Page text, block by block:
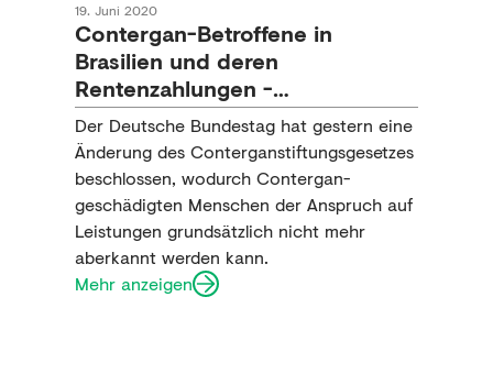
19. Juni 2020
Contergan-Betroffene in
Brasilien und deren
Rentenzahlungen -
Aktualisierung vom 19. Juni
2020
Der Deutsche Bundestag hat gestern eine
Änderung des Conterganstiftungsgesetzes
beschlossen, wodurch Contergan-
geschädigten Menschen der Anspruch auf
Leistungen grundsätzlich nicht mehr
aberkannt werden kann.
Mehr anzeigen